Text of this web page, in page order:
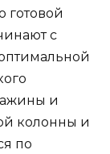
готовой
с
и
колонны и
по